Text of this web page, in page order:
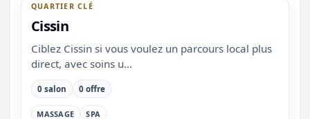
QUARTIER CLÉ
Cissin
Ciblez Cissin si vous voulez un parcours local plus
direct, avec soins u...
0 salon 0 offre
MASSAGE SPA